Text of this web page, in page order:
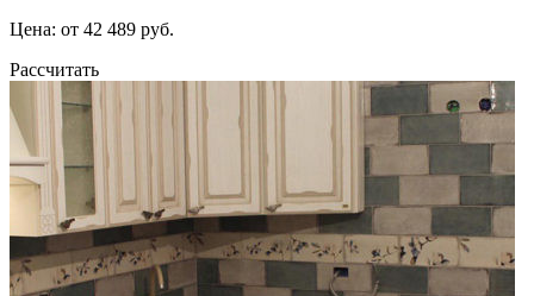
Цена: от 42 489 руб.
Рассчитать